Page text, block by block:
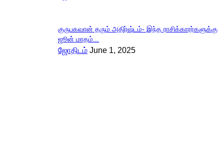
குருபகவான் தரும் அதிர்ஷ்டம்- இந்த ராசிக்காரர்களுக்கு
ஜூன் மாதம்...
ஜோதிடம் June 1, 2025